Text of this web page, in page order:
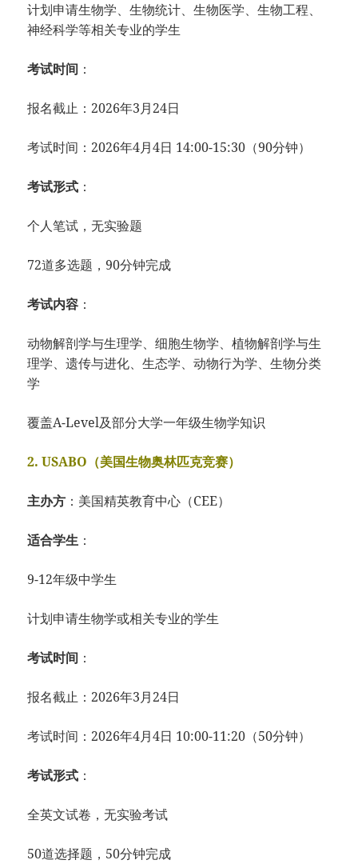
计划申请生物学、生物统计、生物医学、生物工程、
神经科学等相关专业的学生
考试时间 ：
报名截止：2026年3月24日
考试时间：2026年4月4日 14:00-15:30（90分钟）
考试形式 ：
个人笔试，无实验题
72道多选题，90分钟完成
考试内容 ：
动物解剖学与生理学、细胞生物学、植物解剖学与生
理学、遗传与进化、生态学、动物行为学、生物分类
学
覆盖A-Level及部分大学一年级生物学知识
2. USABO（美国生物奥林匹克竞赛）
主办方 ： 美国精英教育中心（CEE）
适合学生 ：
9-12年级中学生
计划申请生物学或相关专业的学生
考试时间 ：
报名截止：2026年3月24日
考试时间：2026年4月4日 10:00-11:20（50分钟）
考试形式 ：
全英文试卷，无实验考试
50道选择题， 50分钟完成